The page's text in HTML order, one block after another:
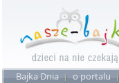
Bajka Dnia o portalu